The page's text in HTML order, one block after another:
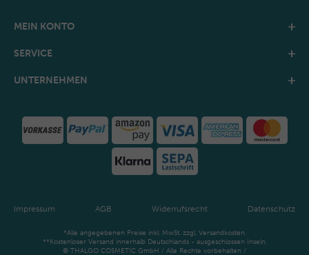
MEIN KONTO
SERVICE
UNTERNEHMEN
Impressum AGB Widerrufsrecht Datenschutz
*Alle angegebenen Preise inkl. MwSt. zzgl. Versandkosten.
**Kostenloser Versand innerhalb Deutschlands - ausgeschlossen Inseln.
© THALGO COSMETIC GmbH / Alle Rechte vorbehalten /